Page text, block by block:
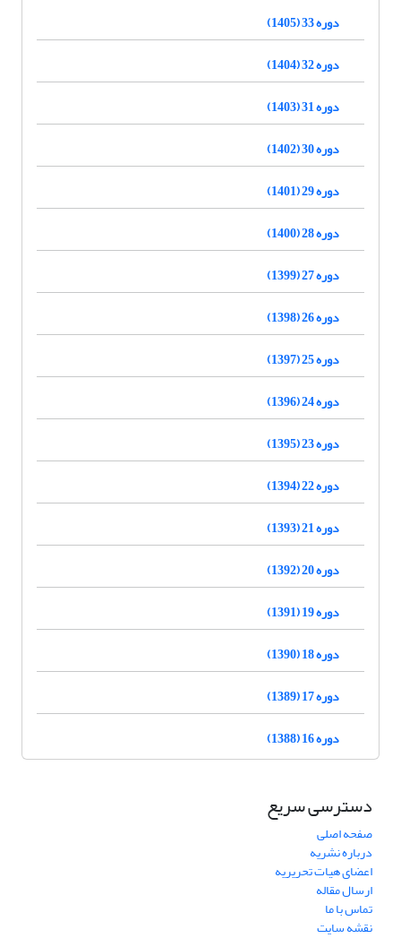
دوره 33 (1405)
دوره 32 (1404)
دوره 31 (1403)
دوره 30 (1402)
دوره 29 (1401)
دوره 28 (1400)
دوره 27 (1399)
دوره 26 (1398)
دوره 25 (1397)
دوره 24 (1396)
دوره 23 (1395)
دوره 22 (1394)
دوره 21 (1393)
دوره 20 (1392)
دوره 19 (1391)
دوره 18 (1390)
دوره 17 (1389)
دوره 16 (1388)
دسترسی سریع
صفحه اصلی
درباره نشریه
اعضای هیات تحریریه
ارسال مقاله
تماس با ما
نقشه سایت